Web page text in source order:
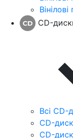
CD-
Всі CD-
CD-
CD-